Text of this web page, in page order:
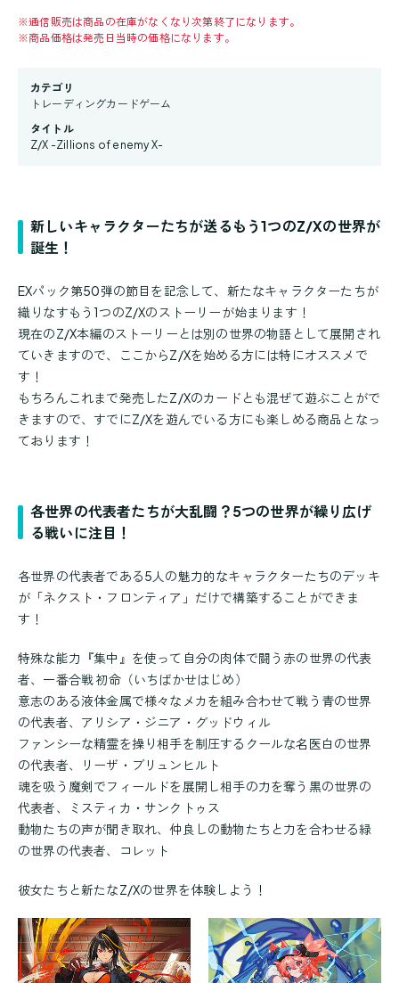
※通信販売は商品の在庫がなくなり次第終了になります。
※商品価格は発売日当時の価格になります。
カテゴリ
トレーディングカードゲーム
タイトル
Z/X -Zillions of enemy X-
新しいキャラクターたちが送るもう1つのZ/Xの世界が
誕生！
EXパック第50弾の節目を記念して、新たなキャラクターたちが
織りなすもう1つのZ/Xのストーリーが始まります！
現在のZ/X本編のストーリーとは別の世界の物語として展開され
ていきますので、ここからZ/Xを始める方には特にオススメで
す！
もちろんこれまで発売したZ/Xのカードとも混ぜて遊ぶことがで
きますので、すでにZ/Xを遊んでいる方にも楽しめる商品となっ
ております！
各世界の代表者たちが大乱闘？5つの世界が繰り広げ
る戦いに注目！
各世界の代表者である5人の魅力的なキャラクターたちのデッキ
が「ネクスト・フロンティア」だけで構築することができま
す！
特殊な能力『集中』を使って自分の肉体で闘う赤の世界の代表
者、一番合戦 初命（いちばかせはじめ）
意志のある液体金属で様々なメカを組み合わせて戦う青の世界
の代表者、アリシア・ジニア・グッドウィル
ファンシーな精霊を操り相手を制圧するクールな名医白の世界
の代表者、リーザ・ブリュンヒルト
魂を吸う魔剣でフィールドを展開し相手の力を奪う黒の世界の
代表者、ミスティカ・サンクトゥス
動物たちの声が聞き取れ、仲良しの動物たちと力を合わせる緑
の世界の代表者、コレット
彼女たちと新たなZ/Xの世界を体験しよう！